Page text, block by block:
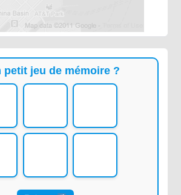
petit jeu de mémoire ?